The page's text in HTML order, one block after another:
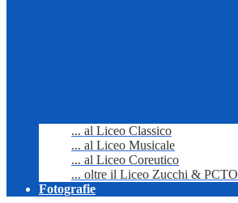
... al Liceo Classico
... al Liceo Musicale
... al Liceo Coreutico
... oltre il Liceo Zucchi & PCTO
Fotografie